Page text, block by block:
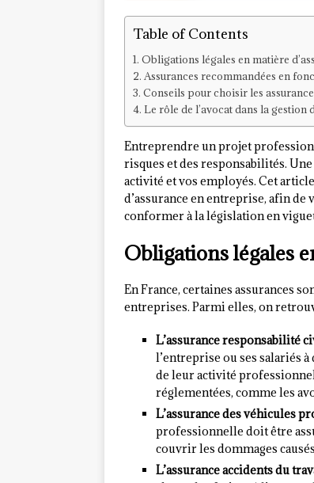
Table of Contents
Obligations légales en matière
Assurances recommandées en
Conseils pour choisir les
Le rôle de l’avocat dans la gestion
Entreprendre un projet
risques et des responsabilités.
activité et vos employés. Cet
d’assurance en entreprise, afin
conformer à la législation en
Obligations légales
En France, certaines assurances
entreprises. Parmi elles, on
L’assurance responsabilité
l’entreprise ou ses salariés
de leur activité
réglementées, comme les
L’assurance des véhicules
professionnelle doit être
couvrir les dommages
L’assurance accidents du